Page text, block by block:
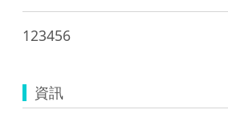
123456
資訊